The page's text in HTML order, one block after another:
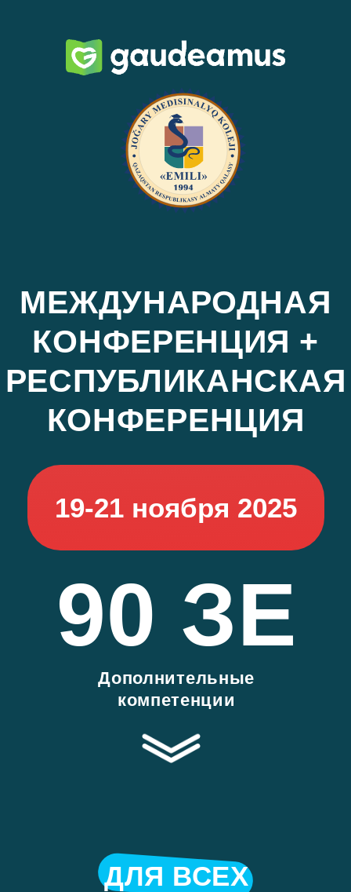
МЕЖДУНАРОДНАЯ
КОНФЕРЕНЦИЯ
90 ЗЕ
компетенции
ДЛЯ ВСЕХ